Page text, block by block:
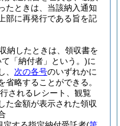
たときは、当該納入通知
部に再発行である旨を記
納したときは、領収書を
て「納付者」という。)に
、 次の各号のいずれかに
略することができる。
されるレシート、観覧
た金額が表示された領収